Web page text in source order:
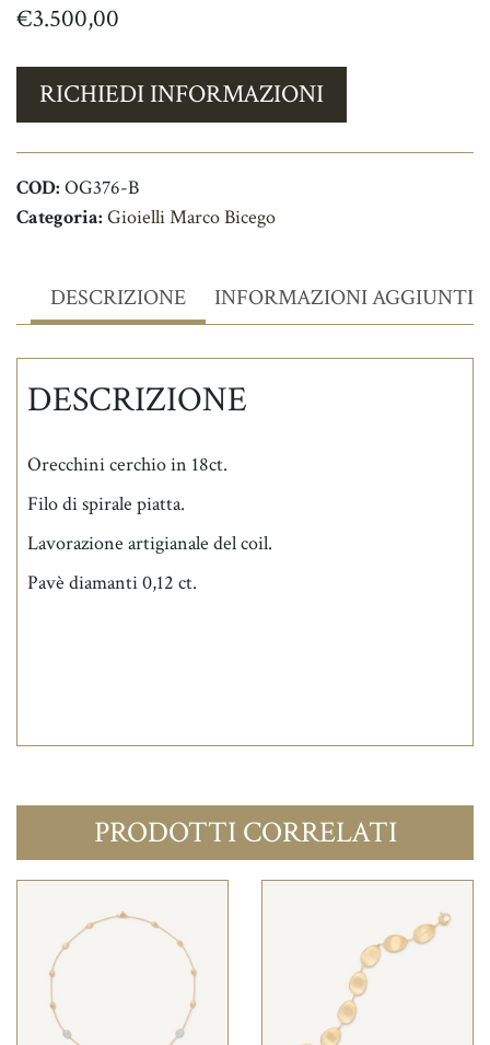
€3.500,00
RICHIEDI INFORMAZIONI
COD: OG376-B
Categoria: Gioielli Marco Bicego
DESCRIZIONE INFORMAZIONI
DESCRIZIONE
Orecchini cerchio in 18ct.
Filo di spirale piatta.
Lavorazione artigianale del coil.
Pavè diamanti 0,12 ct.
PRODOTTI CORRELATI